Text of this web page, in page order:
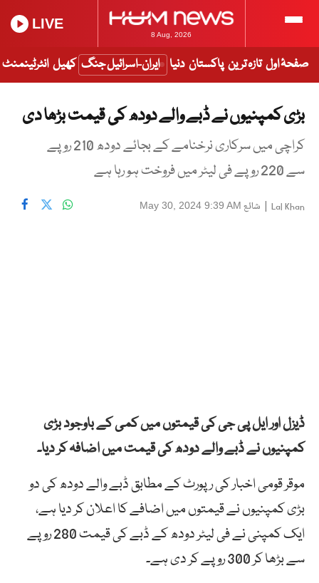
8 Aug, 2026
LIVE
صفحۂ اول تازہ ترین پاکستان دنیا ایران-اسرائیل جنگ کھیل انٹرٹینمنٹ
بڑی کمپنیوں نے ڈبے والے دودھ کی قیمت بڑھا دی
کراچی میں سرکاری نرخنامے کے بجائے دودھ 210 روپے
سے 220 روپے فی لیٹر میں فروخت ہو رہا ہے
Lal Khan
| شائع May 30, 2024 9:39 AM
ڈیزل اور ایل پی جی کی قیمتوں میں کمی کے باوجود بڑی
کمپنیوں نے ڈبے والے دودھ کی قیمت میں اضافہ کر دیا۔
موقر قومی اخبار کی رپورٹ کے مطابق ڈبے والے دودھ کی دو
بڑی کمپنیوں نے قیمتوں میں اضافے کا اعلان کر دیا ہے،
ایک کمپنی نے فی لیٹر دودھ کے ڈبے کی قیمت 280 روپے
سے بڑھا کر 300 روپے کر دی ہے۔